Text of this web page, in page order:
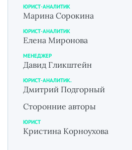
ЮРИСТ-АНАЛИТИК
Марина Сорокина
ЮРИСТ-АНАЛИТИК
Елена Миронова
МЕНЕДЖЕР
Давид Гликштейн
ЮРИСТ-АНАЛИТИК.
Дмитрий Подгорный
Сторонние авторы
ЮРИСТ
Кристина Корноухова